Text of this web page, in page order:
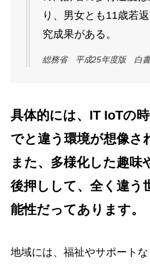
り、男女とも11歳若
究成果がある。
総務省 平成25年度版 白
具体的には、IT IoTの
でと違う環境が想像さ
また、多様化した趣味
後押しして、全く違う
能性だってあります。
地域には、福祉やサポート